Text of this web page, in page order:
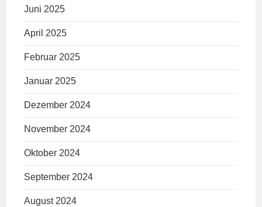
Juni 2025
April 2025
Februar 2025
Januar 2025
Dezember 2024
November 2024
Oktober 2024
September 2024
August 2024